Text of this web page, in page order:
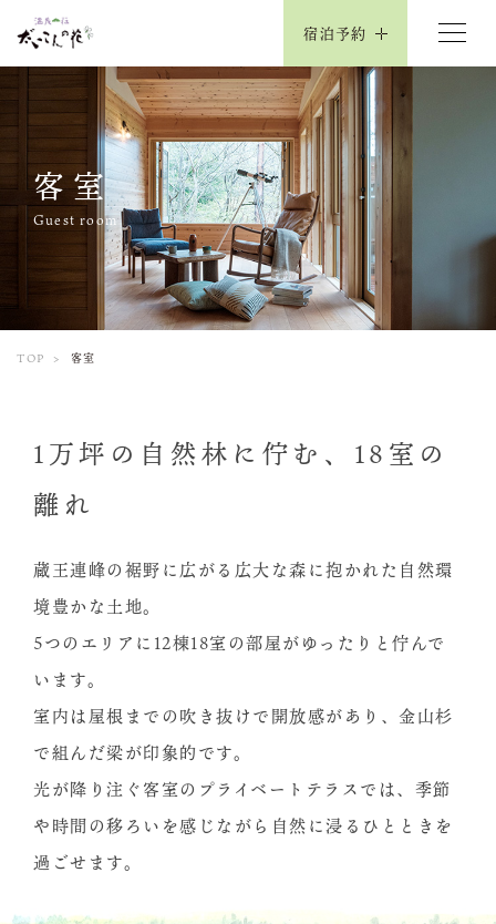
宿泊予約
客室
Guest room
TOP 客室
1万坪の自然林に佇む、18室の
離れ
蔵王連峰の裾野に広がる広大な森に抱かれた自然環
境豊かな土地。
5つのエリアに12棟18室の部屋がゆったりと佇んで
います。
室内は屋根までの吹き抜けで開放感があり、金山杉
で組んだ梁が印象的です。
光が降り注ぐ客室のプライベートテラスでは、季節
や時間の移ろいを感じながら自然に浸る ひとときを
過ごせます。